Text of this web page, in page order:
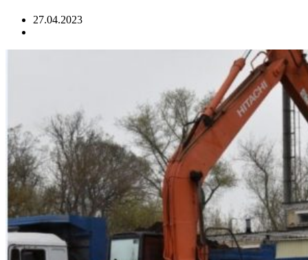
27.04.2023